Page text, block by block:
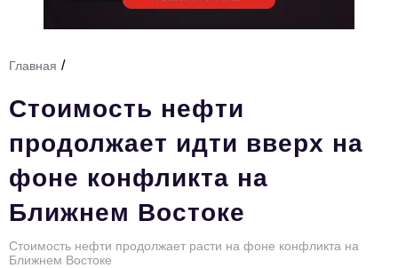
История тульского предпринимательства
Тема номера
HR
Персона номера
Инфраструктура развития
Технологии и тренды
Главная /
Стоимость нефти
продолжает идти вверх на
фоне конфликта на
Ближнем Востоке
Стоимость нефти продолжает расти на фоне конфликта на
Ближнем Востоке